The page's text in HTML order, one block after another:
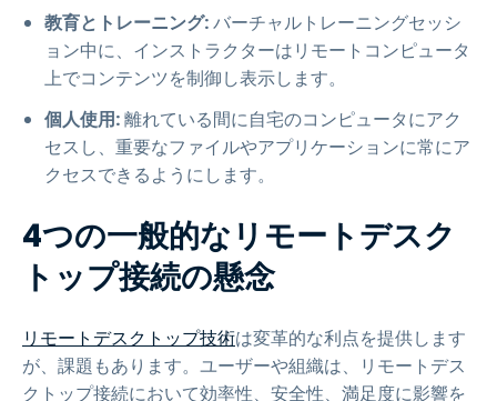
教育とトレーニング:バーチャルトレーニングセッシ
ョン中に、インストラクターはリモートコンピュータ
上でコンテンツを制御し表示します。
個人使用:離れている間に自宅のコンピュータにアク
セスし、重要なファイルやアプリケーションに常にア
クセスできるようにします。
4つの一般的なリモートデスク
トップ接続の懸念
リモートデスクトップ技術は変革的な利点を提供します
が、課題もあります。ユーザーや組織は、リモートデス
クトップ接続において効率性、安全性、満足度に影響を